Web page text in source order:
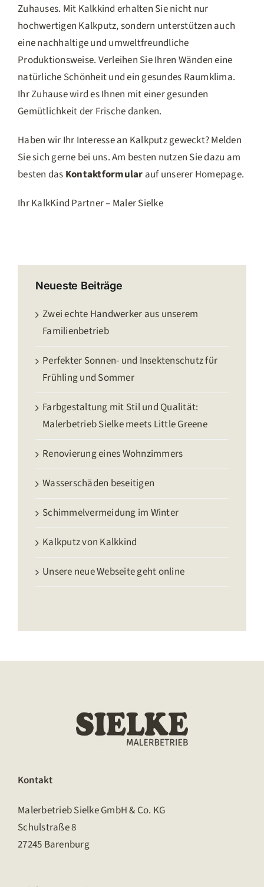
Zuhauses. Mit Kalkkind erhalten Sie nicht nur
hochwertigen Kalkputz, sondern unterstützen auch
eine nachhaltige und umweltfreundliche
Produktionsweise. Verleihen Sie Ihren Wänden eine
natürliche Schönheit und ein gesundes Raumklima.
Ihr Zuhause wird es Ihnen mit einer gesunden
Gemütlichkeit der Frische danken.
Haben wir Ihr Interesse an Kalkputz geweckt? Melden
Sie sich gerne bei uns. Am besten nutzen Sie dazu am
besten das Kontaktformular auf unserer Homepage.
Ihr KalkKind Partner – Maler Sielke
Neueste Beiträge
Zwei echte Handwerker aus unserem
Familienbetrieb
Perfekter Sonnen- und Insektenschutz für
Frühling und Sommer
Farbgestaltung mit Stil und Qualität:
Malerbetrieb Sielke meets Little Greene
Renovierung eines Wohnzimmers
Wasserschäden beseitigen
Schimmelvermeidung im Winter
Kalkputz von Kalkkind
Unsere neue Webseite geht online
Kontakt
Malerbetrieb Sielke GmbH & Co. KG
Schulstraße 8
27245 Barenburg